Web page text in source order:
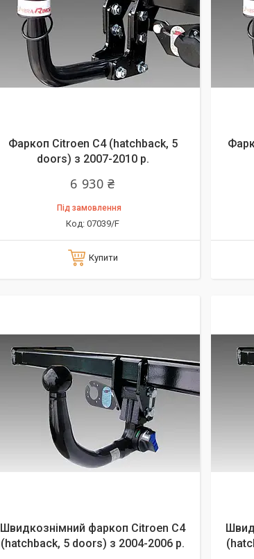
Фаркоп Citroen C4 (hatchback, 5
doors) з 2007-2010 р.
6 930 ₴
Під замовлення
07039/F
Купити
Швидкознімний фаркоп Citroen C4
(hatchback, 5 doors) з 2004-2006 р.